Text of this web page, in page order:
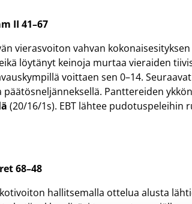
II 41–67
vierasvoiton vahvan
löytänyt keinoja murtaa vieraiden
voittaen sen 0–14.
päätösneljänneksellä. Panttereiden
(20/16/1s). EBT lähtee
68–48
hallitsemalla ottelua alusta